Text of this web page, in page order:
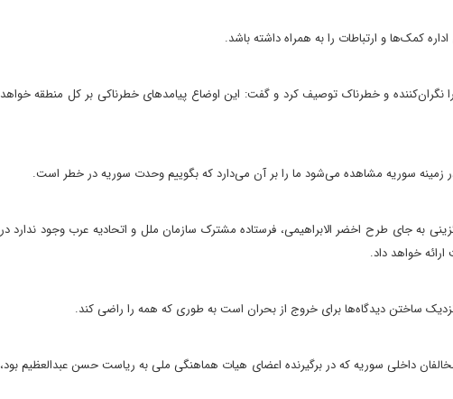
کمک‌ها و ارتباطات را به همراه داشته باشد.
نگران‌کننده و خطرناک توصیف کرد و گفت: این اوضاع پیامدهای خطرناکی بر کل منطقه خواهد
زمینه سوریه مشاهده می‌شود ما را بر آن می‌دارد که بگوییم وحدت سوریه در خطر است.
به جای طرح اخضر الابراهیمی، فرستاده مشترک سازمان ملل و اتحادیه عرب وجود ندارد در
خواهد داد.
ساختن دیدگاه‌ها برای خروج از بحران است به طوری که همه را راضی کند.
داخلی سوریه که در برگیرنده اعضای هیات هماهنگی ملی به ریاست حسن عبدالعظیم بود،